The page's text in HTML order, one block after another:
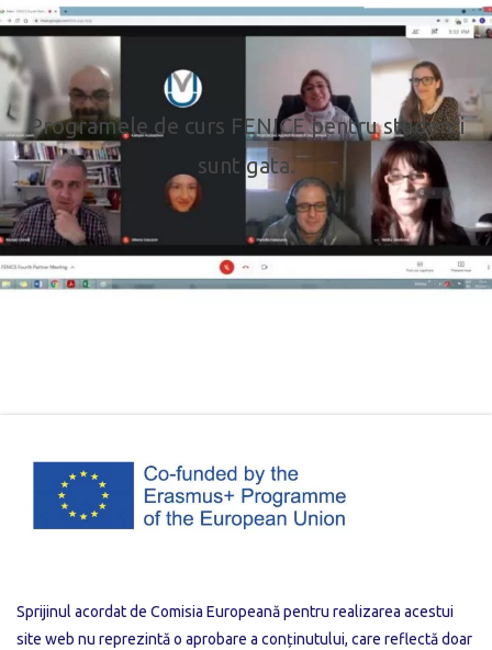
Programele de curs FENICE pentru studenți
sunt gata.
Sprijinul acordat de Comisia Europeană pentru realizarea acestui
site web nu reprezintă o aprobare a conținutului, care reflectă doar